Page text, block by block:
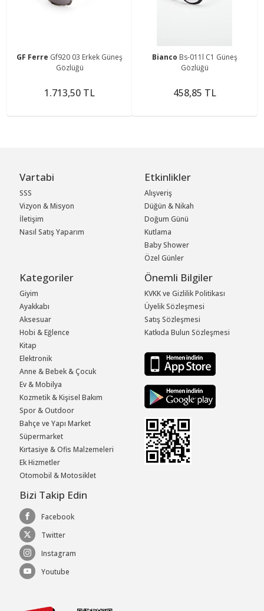
GF Ferre Gf920 03 Erkek Güneş
Gözlüğü
1.713,50 TL
Bianco Bs-011l C1 Güneş
Gözlüğü
458,85 TL
Vartabi
SSS
Vizyon & Misyon
İletişim
Nasıl Satış Yaparım
Etkinlikler
Alışveriş
Düğün & Nikah
Doğum Günü
Kutlama
Baby Shower
Özel Günler
Kategoriler
Giyim
Ayakkabı
Aksesuar
Hobi & Eğlence
Kitap
Elektronik
Anne & Bebek & Çocuk
Ev & Mobilya
Kozmetik & Kişisel Bakım
Spor & Outdoor
Bahçe ve Yapı Market
Süpermarket
Kırtasiye & Ofis Malzemeleri
Ek Hizmetler
Otomobil & Motosiklet
Önemli Bilgiler
KVKK ve Gizlilik Politikası
Üyelik Sözleşmesi
Satış Sözleşmesi
Katkıda Bulun Sözleşmesi
Bizi Takip Edin
Facebook
Twitter
Instagram
Youtube